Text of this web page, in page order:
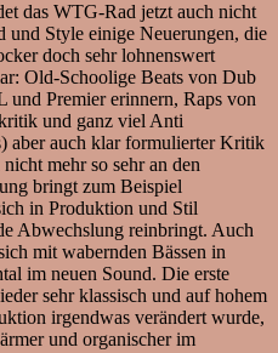
das WTG-Rad jetzt auch nicht
und Style einige Neuerungen, die
doch sehr lohnenswert
Old-Schoolige Beats von Dub
Premier erinnern, Raps von
und ganz viel Anti
aber auch klar formulierter Kritik
mehr so sehr an den
bringt zum Beispiel
in Produktion und Stil
Abwechslung reinbringt. Auch
mit wabernden Bässen in
im neuen Sound. Die erste
sehr klassisch und auf hohem
irgendwas verändert wurde,
und organischer im